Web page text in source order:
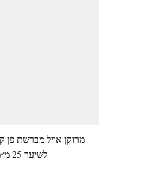
מרוקן אויל מברשת פן
לשיער 25 מ״מ